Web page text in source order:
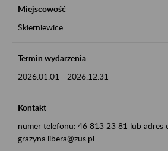
Miejscowość
Skierniewice
Termin wydarzenia
2026.01.01 - 2026.12.31
Kontakt
numer telefonu: 46 813 23 81 lub adres
grazyna.libera@zus.pl